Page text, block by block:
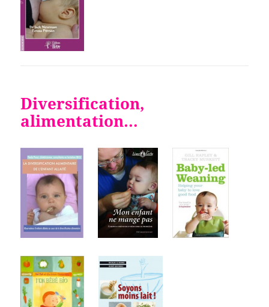
Diversification,
alimentation…